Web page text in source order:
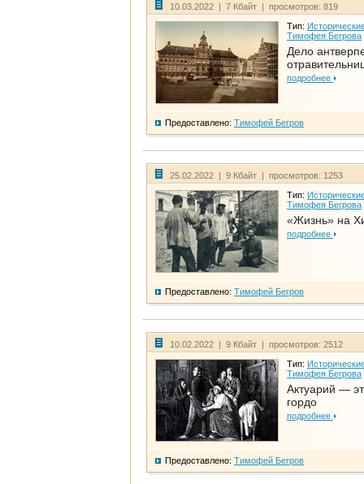
10.03.2022 | 7 Кбайт | просмотров: 819
Тип:
Тимофея Бегрова
Дело
подробнее
Предоставлено: Тимофей Бегров
25.02.2022 | 9 Кбайт | просмотров: 1253
Тип:
Тимофея Бегрова
«Жизнь» на
подробнее
Предоставлено: Тимофей Бегров
10.02.2022 | 9 Кбайт | просмотров: 2512
Тип:
Тимофея Бегрова
Актуарий —
гордо
подробнее
Предоставлено: Тимофей Бегров